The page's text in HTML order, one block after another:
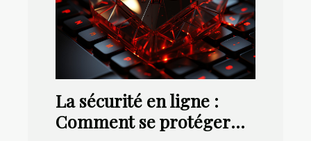
La sécurité en ligne :
Comment se protéger